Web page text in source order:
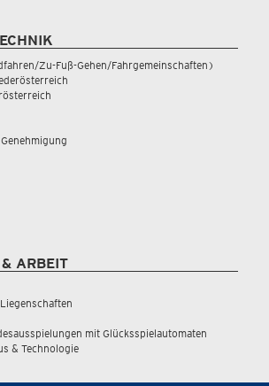
Zu-Fuß-Gehen/Fahrgemeinschaften)
ARBEIT
mit Glücksspielautomaten
& Technologie